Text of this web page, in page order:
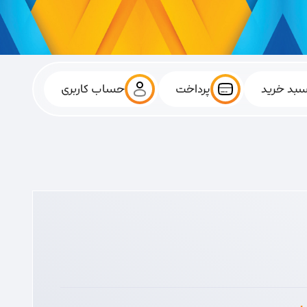
خرید پرداخت حساب کاربری